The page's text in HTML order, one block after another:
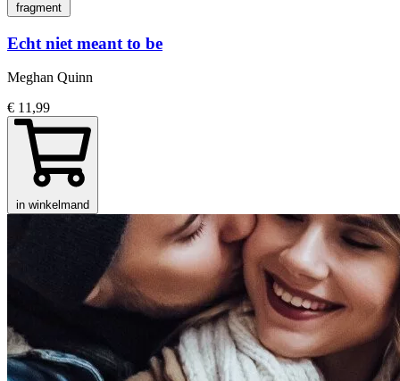
fragment
Echt niet meant to be
Meghan Quinn
€ 11,99
in winkelmand